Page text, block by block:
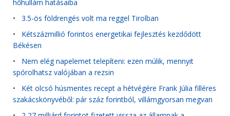
hőhullám hatásaiba
• 3.5-ös földrengés volt ma reggel Tirolban
• Kétszázmillió forintos energetikai fejlesztés kezdődött
Békésen
• Nem elég napelemet telepíteni: ezen múlik, mennyit
spórolhatsz valójában a rezsin
• Két olcsó húsmentes recept a hétvégére Frank Júlia filléres
szakácskönyvéből: pár száz forintból, villámgyorsan megvan